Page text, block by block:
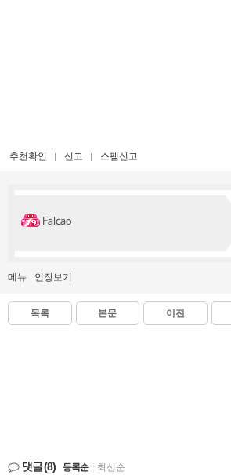
추천확인 신고 스팸신고
Falcao
메뉴 인장보기
목록 본문 이전
댓글(8) 등록순 최신순